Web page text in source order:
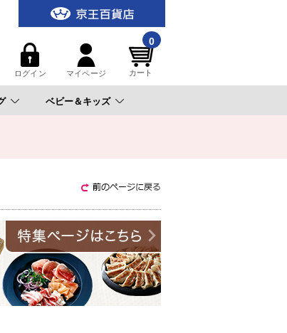
ログイン マイページ
0
カート
ベビー＆キッズ